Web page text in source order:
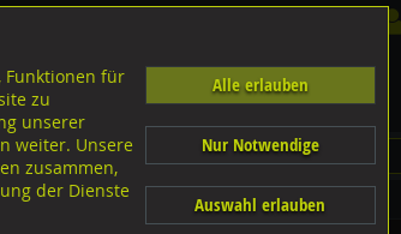
Funktionen für
zu
unserer
weiter. Unsere
zusammen,
der Dienste
Alle erlauben
Nur Notwendige
Auswahl erlauben